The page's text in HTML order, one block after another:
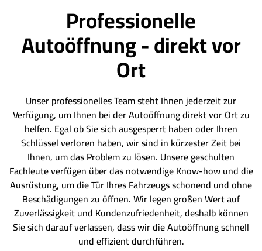
Professionelle
Autoöffnung - direkt vor
Ort
Unser professionelles Team steht Ihnen jederzeit zur
Verfügung, um Ihnen bei der Autoöffnung direkt vor Ort zu
helfen. Egal ob Sie sich ausgesperrt haben oder Ihren
Schlüssel verloren haben, wir sind in kürzester Zeit bei
Ihnen, um das Problem zu lösen. Unsere geschulten
Fachleute verfügen über das notwendige Know-how und die
Ausrüstung, um die Tür Ihres Fahrzeugs schonend und ohne
Beschädigungen zu öffnen. Wir legen großen Wert auf
Zuverlässigkeit und Kundenzufriedenheit, deshalb können
Sie sich darauf verlassen, dass wir die Autoöffnung schnell
und effizient durchführen.